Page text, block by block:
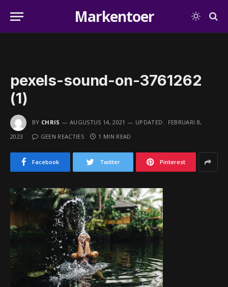
Markentoer
pexels-sound-on-3761262
(1)
BY CHRIS AUGUSTUS 14, 2021 UPDATED:
FEBRUARI 8,
2023
GEEN REACTIES 1 MIN READ
Facebook Twitter Pinterest